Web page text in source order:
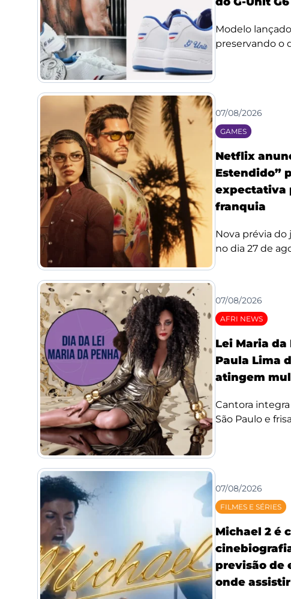
Modelo
preservando o
07/08/2026
GAMES
Netflix
Estendido”
expectativa
franquia
Nova prévia do
no dia 27 de
07/08/2026
AFRI NEWS
Lei Maria da
Paula Lima
atingem
Cantora
São Paulo e
07/08/2026
FILMES E SÉRIES
Michael 2 é
previsão de
onde